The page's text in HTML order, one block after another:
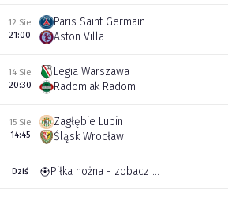
12 Sie
21:00
Paris Saint Germain
Aston Villa
14 Sie
20:30
Legia Warszawa
Radomiak Radom
15 Sie
14:45
Zagłębie Lubin
Śląsk Wrocław
Dziś Piłka nożna - zobacz inne transmisje